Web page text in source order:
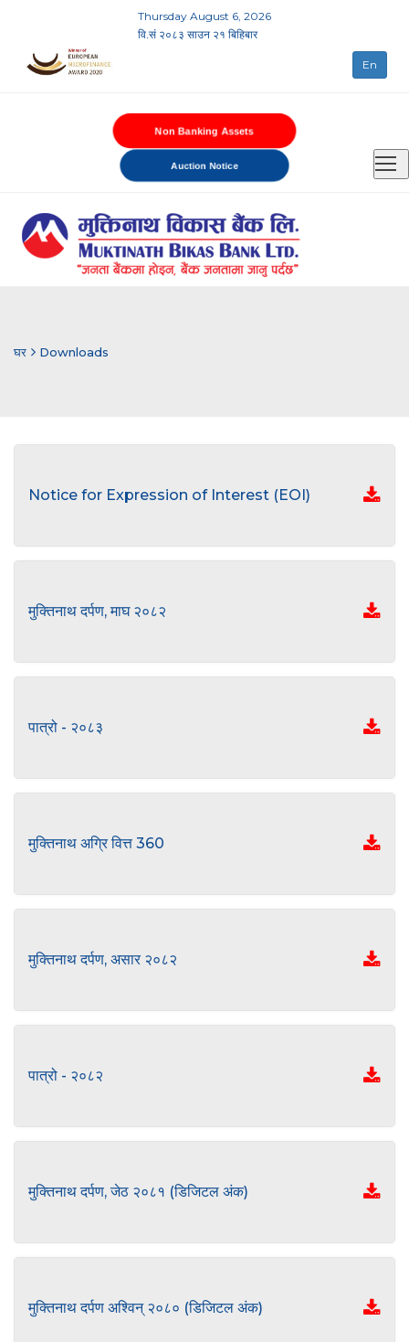
Thursday August 6, 2026
वि.सं २०८३ साउन २१ बिहिबार
En
Non Banking Assets
Auction Notice
घर Downloads
Notice for Expression of Interest (EOI)
मुक्तिनाथ दर्पण, माघ २०८२
पात्रो - २०८३
मुक्तिनाथ अग्रि वित्त 360
मुक्तिनाथ दर्पण, असार २०८२
पात्रो - २०८२
मुक्तिनाथ दर्पण, जेठ २०८१ (डिजिटल अंक)
मुक्तिनाथ दर्पण अश्विन् २०८० (डिजिटल अंक)